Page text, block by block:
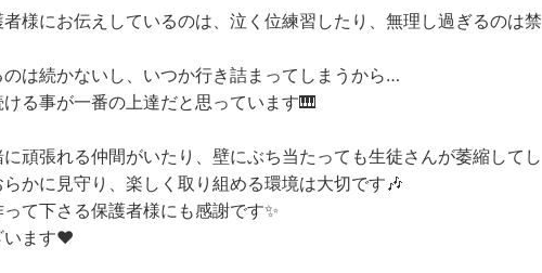
様にお伝えしているのは、泣く位練習したり、無理し過ぎるのは禁
は続かないし、いつか行き詰まってしまうから…
る事が一番の上達だと思っています🎹
頑張れる仲間がいたり、壁にぶち当たっても生徒さんが萎縮してし
らかに見守り、楽しく取り組める環境は大切です🎶
て下さる保護者様にも感謝です✨
います❤️